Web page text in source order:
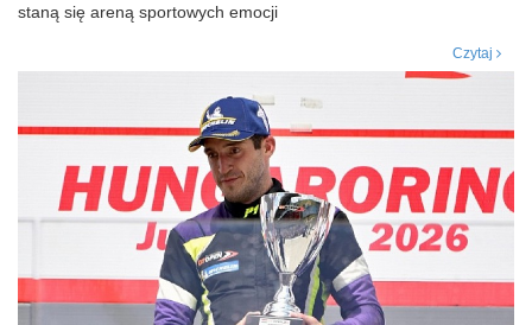
staną się areną sportowych emocji
Czytaj